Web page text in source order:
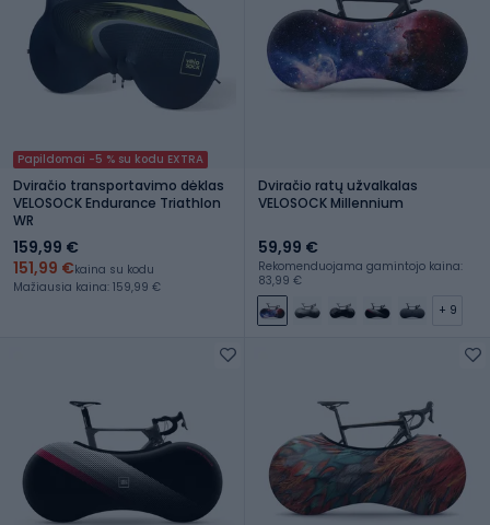
Papildomai -5 % su kodu EXTRA
Dviračio transportavimo dėklas
VELOSOCK Endurance Triathlon
WR
159,99 €
151,99 €kaina su kodu
Mažiausia kaina: 159,99 €
Dviračio ratų užvalkalas
VELOSOCK Millennium
59,99 €
Rekomenduojama gamintojo kaina:
83,99 €
+ 9